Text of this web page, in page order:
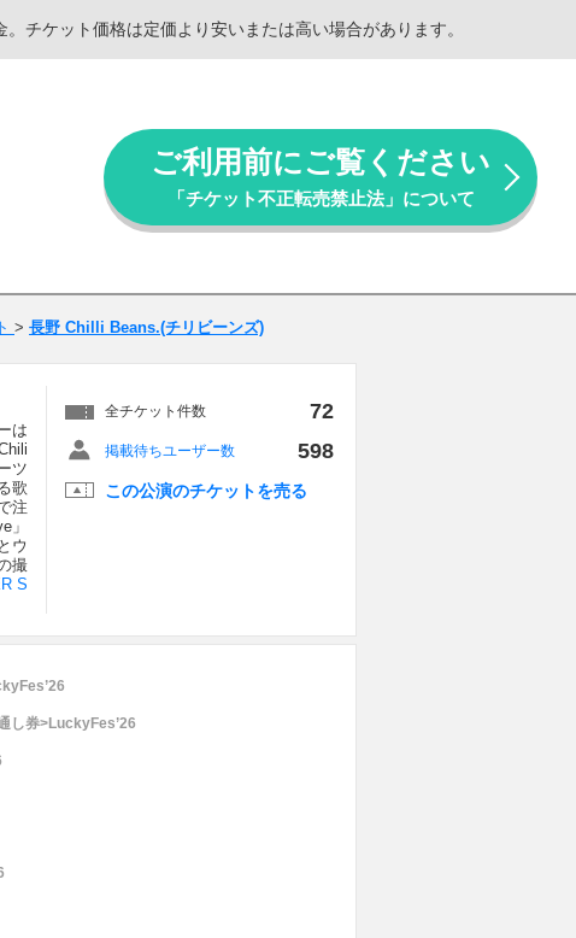
チケット価格は定価より安いまたは高い場合があります。
ご利用前にご覧ください
「チケット不正転売禁止法」について
> 長野 Chilli Beans.(チリビーンズ)
は
ツ
歌
注
」
ウ
撮
S
全チケット件数 72
掲載待ちユーザー数 598
この公演のチケットを売る
し券>LuckyFes’26